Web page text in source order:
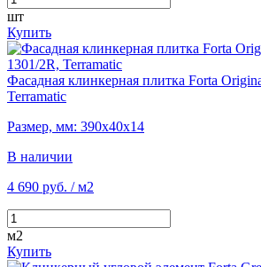
шт
Купить
Фасадная клинкерная плитка Forta
Terramatic
Размер, мм: 390х40х14
В наличии
4 690 руб. / м2
м2
Купить